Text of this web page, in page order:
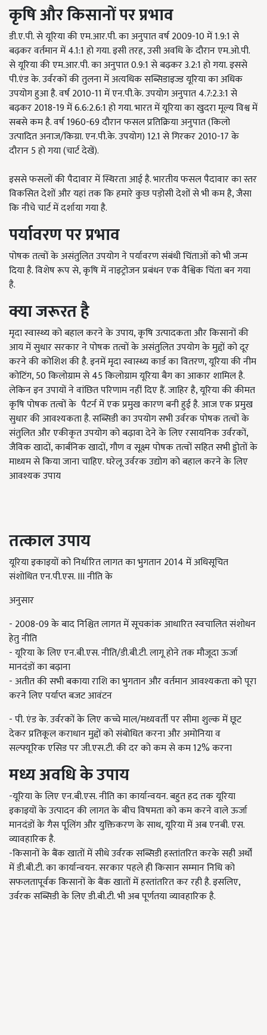
कृषि और किसानों पर प्रभाव
डी.ए.पी. से यूरिया की एम.आर.पी. का अनुपात वर्ष 2009-10 में 1.9:1 से
बढ़कर वर्तमान में 4.1:1 हो गया. इसी तरह, उसी अवधि के दौरान एम.ओ.पी.
से यूरिया की एम.आर.पी. का अनुपात 0.9:1 से बढ़कर 3.2:1 हो गया. इससे
पी.एंड के. उर्वरकों की तुलना में अत्यधिक सब्सिडाइज्ड यूरिया का अधिक
उपयोग हुआ है. वर्ष 2010-11 में एन.पी.के. उपयोग अनुपात 4.7:2.3:1 से
बढ़कर 2018-19 में 6.6:2.6:1 हो गया. भारत में यूरिया का खुदरा मूल्य विश्व में
सबसे कम है. वर्ष 1960-69 दौरान फसल प्रतिक्रिया अनुपात (किलो
उत्पादित अनाज/किग्रा. एन.पी.के. उपयोग) 12.1 से गिरकर 2010-17 के
दौरान 5 हो गया (चार्ट देखें).
इससे फसलों की पैदावार में स्थिरता आई है. भारतीय फसल पैदावार का स्तर
विकसित देशों और यहां तक कि हमारे कुछ पड़ोसी देशों से भी कम है, जैसा
कि नीचे चार्ट में दर्शाया गया है.
पर्यावरण पर प्रभाव
पोषक तत्वों के असंतुलित उपयोग ने पर्यावरण संबंधी चिंताओं को भी जन्म
दिया है. विशेष रूप से, कृषि में नाइट्रोजन प्रबंधन एक वैश्विक चिंता बन गया
है.
क्या जरूरत है
मृदा स्वास्थ्य को बहाल करने के उपाय, कृषि उत्पादकता और किसानों की
आय में सुधार सरकार ने पोषक तत्वों के असंतुलित उपयोग के मुद्दों को दूर
करने की कोशिश की है. इनमें मृदा स्वास्थ्य कार्ड का वितरण, यूरिया की नीम
कोटिंग, 50 किलोग्राम से 45 किलोग्राम यूरिया बैग का आकार शामिल है.
लेकिन इन उपायों ने वांछित परिणाम नहीं दिए हैं. जाहिर है, यूरिया की कीमत
कृषि पोषक तत्वों के पैटर्न में एक प्रमुख कारण बनी हुई है. आज एक प्रमुख
सुधार की आवश्यकता है. सब्सिडी का उपयोग सभी उर्वरक पोषक तत्वों के
संतुलित और एकीकृत उपयोग को बढ़ावा देने के लिए रसायनिक उर्वरकों,
जैविक खादों, कार्बनिक खादों, गौण व सूक्ष्म पोषक तत्वों सहित सभी ड्डोतों के
माध्यम से किया जाना चाहिए. घरेलू उर्वरक उद्योग को बहाल करने के लिए
आवश्यक उपाय
तत्काल उपाय
यूरिया इकाइयों को निर्धारित लागत का भुगतान 2014 में अधिसूचित
संशोधित एन.पी.एस. III नीति के
अनुसार
- 2008-09 के बाद निश्चित लागत में सूचकांक आधारित स्वचालित संशोधन
हेतु नीति
- यूरिया के लिए एन.बी.एस. नीति/डी.बी.टी. लागू होने तक मौजूदा ऊर्जा
मानदंडों का बढ़ाना
- अतीत की सभी बकाया राशि का भुगतान और वर्तमान आवश्यकता को पूरा
करने लिए पर्याप्त बजट आवंटन
- पी. एंड के. उर्वरकों के लिए कच्चे माल/मध्यवर्ती पर सीमा शुल्क में छूट
देकर प्रतिकूल कराधान मुद्दों को संबोधित करना और अमोनिया व
सल्फ्यूरिक एसिड पर जी.एस.टी. की दर को कम से कम 12% करना
मध्य अवधि के उपाय
-यूरिया के लिए एन.बी.एस. नीति का कार्यान्वयन. बहुत हद तक यूरिया
इकाइयों के उत्पादन की लागत के बीच विषमता को कम करने वाले ऊर्जा
मानदंडों के गैस पूलिंग और युक्तिकरण के साथ, यूरिया में अब एनबी. एस.
व्यावहारिक है.
-किसानों के बैंक खातों में सीधे उर्वरक सब्सिडी हस्तांतरित करके सही अर्थों
में डी.बी.टी. का कार्यान्वयन. सरकार पहले ही किसान सम्मान निधि को
सफलतापूर्वक किसानों के बैंक खातों में हस्तांतरित कर रही है. इसलिए,
उर्वरक सब्सिडी के लिए डी.बी.टी. भी अब पूर्णतया व्यावहारिक है.